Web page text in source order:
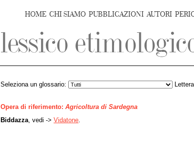
HOME CHI SIAMO PUBBLICAZIONI AUTORI
Seleziona un glossario:
Opera di riferimento: Agricoltura di Sardegna
Biddazza , vedi -> Vidatone